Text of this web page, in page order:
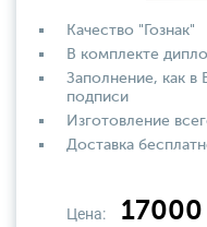
Качество "Гознак"
В комплекте
Заполнение, как в
подписи
Изготовление
Доставка
Цена: 17000